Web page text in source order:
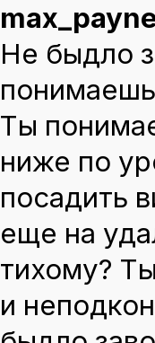
Не быдло
понимаешь
Ты
ниже по
посадить
еще на
тихому?
и